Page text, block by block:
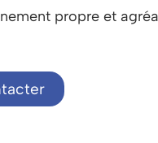
propre et